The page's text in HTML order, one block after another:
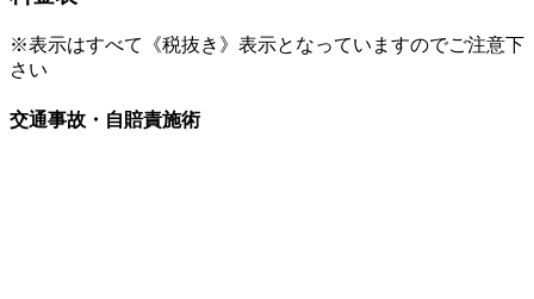
※表示はすべて《税抜き》表示となっていますのでご注意下
さい
交通事故・自賠責施術